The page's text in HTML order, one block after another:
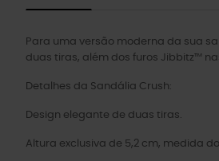
Para uma versão moderna da sua
duas tiras, além dos furos Jibbitz™
Detalhes da Sandália Crush:
Design elegante de duas tiras.
Altura exclusiva de 5,2 cm, medida